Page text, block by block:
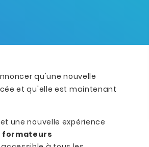
qu'une nouvelle
et qu'elle est maintenant
une nouvelle expérience
formateurs